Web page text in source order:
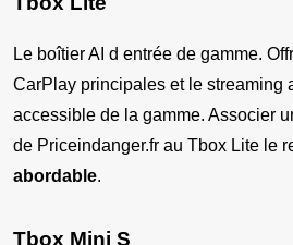
Le boîtier AI d entrée de gamme.
CarPlay principales et le streaming
accessible de la gamme. Associer
abordable.
Tbox Mini S